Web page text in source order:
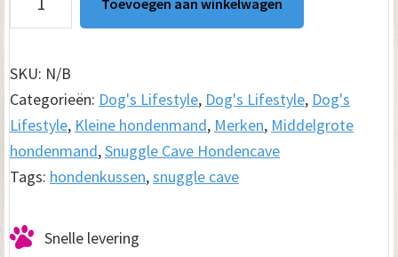
Cave
Ribbed
Taupe
aantal
SKU: N/B
Categorieën: Dog's Lifestyle, Dog's Lifestyle, Dog's
Lifestyle, Kleine hondenmand, Merken, Middelgrote
hondenmand,Snuggle Cave Hondencave
Tags: hondenkussen,snuggle cave
Snelle levering